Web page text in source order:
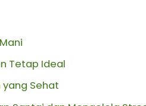
Tetap Ideal
yang Sehat